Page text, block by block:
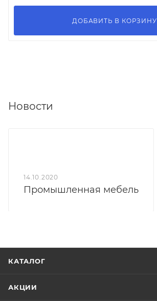
ДОБАВИТЬ В КОРЗИНУ
Новости
14.10.2020
Промышленная мебель
КАТАЛОГ
АКЦИИ